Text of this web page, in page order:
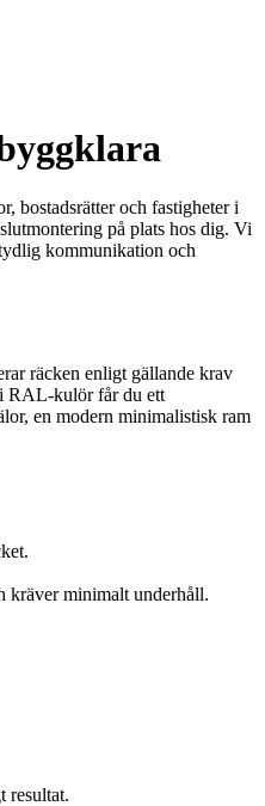
bostadsrätter och fastigheter i
på plats hos dig. Vi
kommunikation och
räcken enligt gällande krav
RAL-kulör får du ett
en modern minimalistisk ram
kräver minimalt underhåll.
resultat.